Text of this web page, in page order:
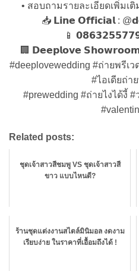
• สอบถามรายละเอียดเพิ่มเ
📥 𝗟𝗶𝗻𝗲 𝗢𝗳𝗳𝗶𝗰𝗶𝗮𝗹 :
📱
🏢 𝗗𝗲𝗲𝗽𝗹𝗼𝘃𝗲
#deeplovewedding #ถ่ายพรีเว
#ไอเดียถ่า
#prewedding #ถ่ายไงได้งี้
Related posts:
ชุดเจ้าสาวสีชมพู VS ชุดเจ้าสาวสี
ขาว แบบไหนดี?
ร้านชุดแต่งงานสไตล์มินิมอล งดงาม
เรียบง่าย ในราคาที่เอื้อมถึงได้ !